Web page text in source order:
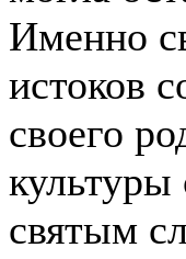
Именно
истоков
своего
культуры
святым